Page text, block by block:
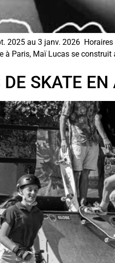
2025 au 3 janv. 2026
à Paris, Maï Lucas se
SKATE EN